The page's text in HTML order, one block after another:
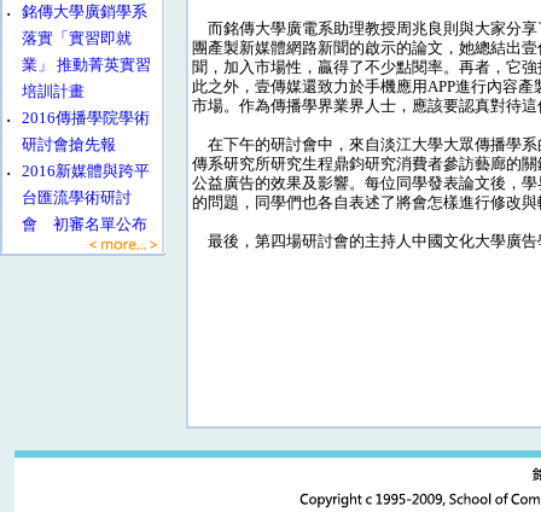
‧
銘傳大學廣銷學系
落實「實習即就
業」 推動菁英實習
培訓計畫
‧
2016傳播學院學術
研討會搶先報
‧
2016新媒體與跨平
台匯流學術研討
會 初審名單公布
而銘傳大學廣電系助理教授周兆良則與大家分
團產製新媒體網路新聞的啟示的論文，她總結出
聞，加入市場性，贏得了不少點閱率。再者，它
此之外，壹傳媒還致力於手機應用APP進行內容
市場。作為傳播學界業界人士，應該要認真對待
在下午的研討會中，來自淡江大學大眾傳播學
傳系研究所研究生程鼎鈞研究消費者參訪藝廊的
公益廣告的效果及影響。每位同學發表論文後，
的問題，同學們也各自表述了將會怎樣進行修改
最後，第四場研討會的主持人中國文化大學廣